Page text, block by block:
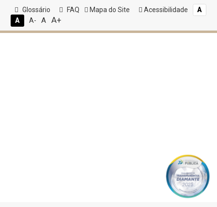
Glossário FAQ Mapa do Site Acessibilidade
A
A
A- A A+